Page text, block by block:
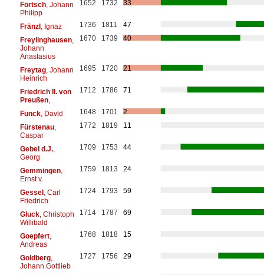
Förtsch, Johann
Philipp
1652 1732 33
Fränzl, Ignaz 1736 1811
47
Freylinghausen,
Johann
Anastasius
1670 1739 40
Freytag, Johann
Heinrich
1695 1720 21
Friedrich II. von
Preußen,
1712 1786 71
Funck, David 1648 1701
2
Fürstenau,
Caspar
1772 1819 11
Gebel d.J.,
Georg
1709 1753 44
Gemmingen,
Ernst v.
1759 1813 24
Gessel, Carl
Friedrich
1724 1793 59
Gluck, Christoph
Willibald
1714 1787 69
Goepfert,
Andreas
1768 1818 15
Goldberg,
Johann Gottlieb
1727 1756 29